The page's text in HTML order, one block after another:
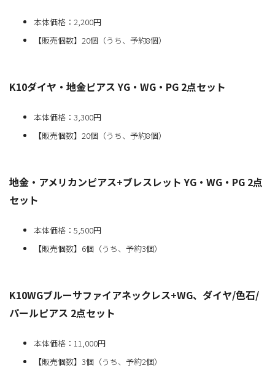
本体価格：2,200円
【販売個数】20個（うち、予約8個）
K10ダイヤ・地金ピアス YG・WG・PG 2点セット
本体価格：3,300円
【販売個数】20個（うち、予約8個）
地金・アメリカンピアス+ブレスレット YG・WG・PG 2点
セット
本体価格：5,500円
【販売個数】6個（うち、予約3個）
K10WGブルーサファイアネックレス+WG、ダイヤ/色石/
パールピアス 2点セット
本体価格：11,000円
【販売個数】3個（うち、予約2個）